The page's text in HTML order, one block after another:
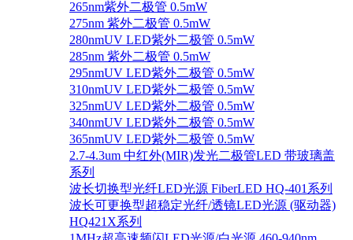
265nm紫外二极管 0.5mW
275nm 紫外二极管 0.5mW
280nmUV LED紫外二极管 0.5mW
285nm 紫外二极管 0.5mW
295nmUV LED紫外二极管 0.5mW
310nmUV LED紫外二极管 0.5mW
325nmUV LED紫外二极管 0.5mW
340nmUV LED紫外二极管 0.5mW
365nmUV LED紫外二极管 0.5mW
2.7-4.3um 中红外(MIR)发光二极管LED 带玻璃盖
系列
波长切换型光纤LED光源 FiberLED HQ-401系列
波长可更换型超稳定光纤/透镜LED光源 (驱动器)
HQ421X系列